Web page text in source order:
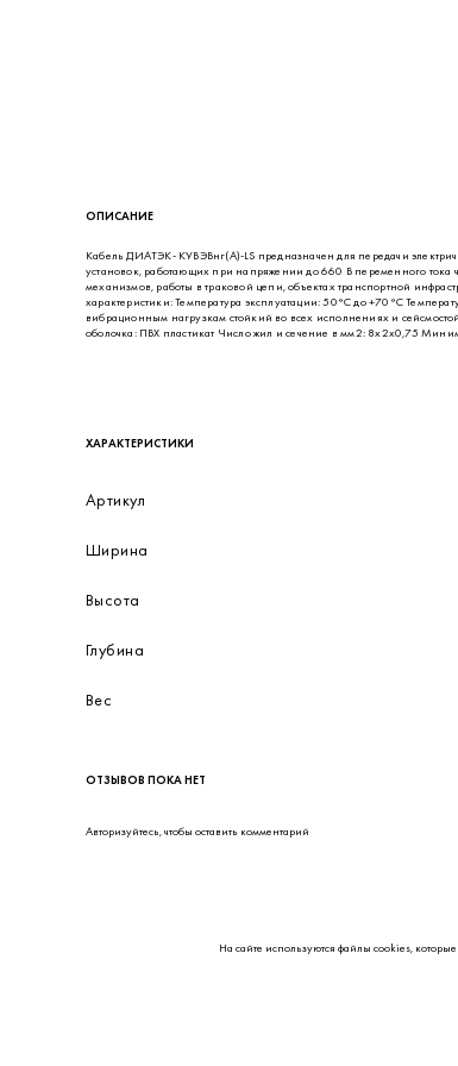
ОПИСАНИЕ
Кабель ДИАТЭК- КУВЭВнг(А)-LS предназначен для передачи
установок, работающих при напряжении до 660 В переменного
механизмов, работы в траковой цепи, объектах транспортной
характеристики: Температура эксплуатации: 50°С до +70°С
вибрационным нагрузкам стойкий во всех исполнениях и
оболочка: ПВХ пластикат Число жил и сечение в мм2: 8х2х0,75
ХАРАКТЕРИСТИКИ
Артикул
Ширина
Высота
Глубина
Вес
ОТЗЫВОВ ПОКА НЕТ
Авторизуйтесь, чтобы оставить комментарий
На сайте используются файлы cookies,